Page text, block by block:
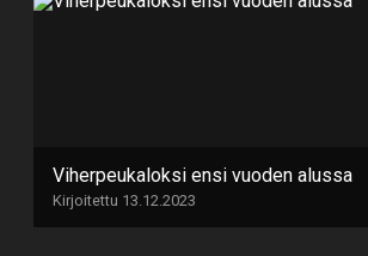
Viherpeukaloksi ensi vuoden alussa
Kirjoitettu 13.12.2023